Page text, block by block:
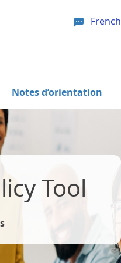
French
Notes d’orientation
Tool